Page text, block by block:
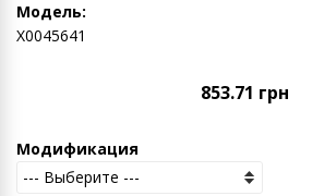
Модель:
Х0045641
853.71 грн
Модификация